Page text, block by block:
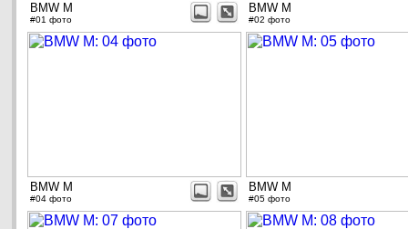
BMW M
#01 фото
BMW M
#02 фото
BMW M
#04 фото
BMW M
#05 фото